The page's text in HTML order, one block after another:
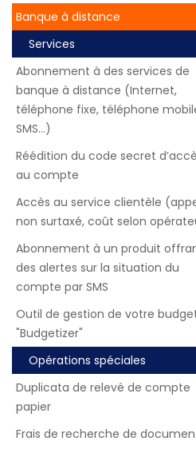
Banque à distance
Services
Abonnement à des services de
banque à distance (Internet,
téléphone fixe, téléphone
SMS…)
Réédition du code secret
au compte
Accès au service clientèle
non surtaxé, coût selon
Abonnement à un produit
des alertes sur la situation du
compte par SMS
Outil de gestion de votre
"Budgetizer"
Opérations spéciales
Duplicata de relevé de compte
papier
Frais de recherche de